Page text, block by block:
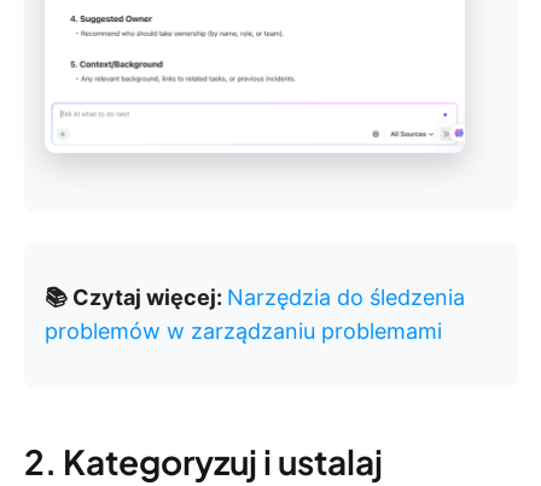
📚 Czytaj więcej: Narzędzia do śledzenia
problemów w zarządzaniu problemami
2. Kategoryzuj i ustalaj